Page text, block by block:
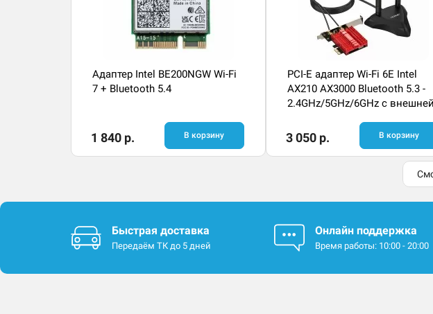
Адаптер Intel BE200NGW Wi-Fi
7 + Bluetooth 5.4
1 840 р. В корзину
PCI-E адаптер Wi-Fi 6E Intel
AX210 AX3000 Bluetooth 5.3 -
2.4GHz/5GHz/6GHz с внешней
3 050 р. В корзину
Быстрая доставка
Передаём ТК до 5 дней
Онлайн поддержка
Время работы: 10:00 - 20:00